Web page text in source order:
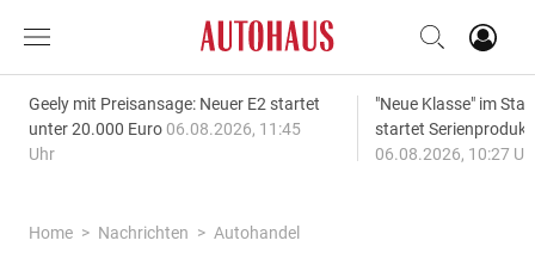
Geely mit Preisansage: Neuer E2 startet
unter 20.000 Euro 06.08.2026, 11:45
Uhr
"Neue Klasse" im
startet
06.08.2026, 10:27
Home Nachrichten
Autohandel